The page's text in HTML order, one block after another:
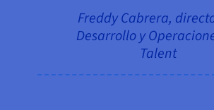
Freddy Cabrera,
Desarrollo y
Talent